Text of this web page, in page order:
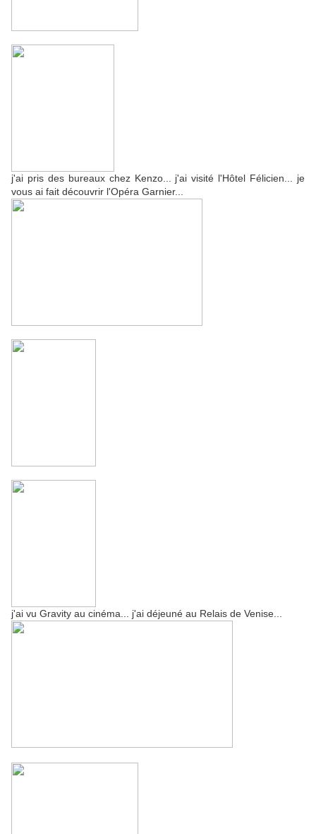
j'ai pris des bureaux chez Kenzo... j'ai visité l'Hôtel Félicien... je
vous ai fait découvrir l'Opéra Garnier...
j'ai vu Gravity au cinéma... j'ai déjeuné au Relais de Venise...